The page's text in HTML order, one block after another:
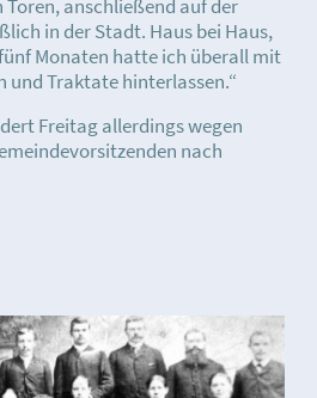
Toren, anschließend auf der
in der Stadt. Haus bei Haus,
Monaten hatte ich überall mit
und Traktate hinterlassen.“
Freitag allerdings wegen
nach